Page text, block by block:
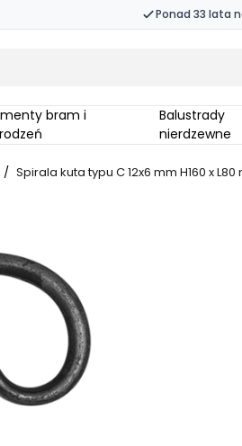
Ponad 33 lata
Balustrady
nierdzewne
/ Spirala kuta typu C 12x6 mm H160 x L80